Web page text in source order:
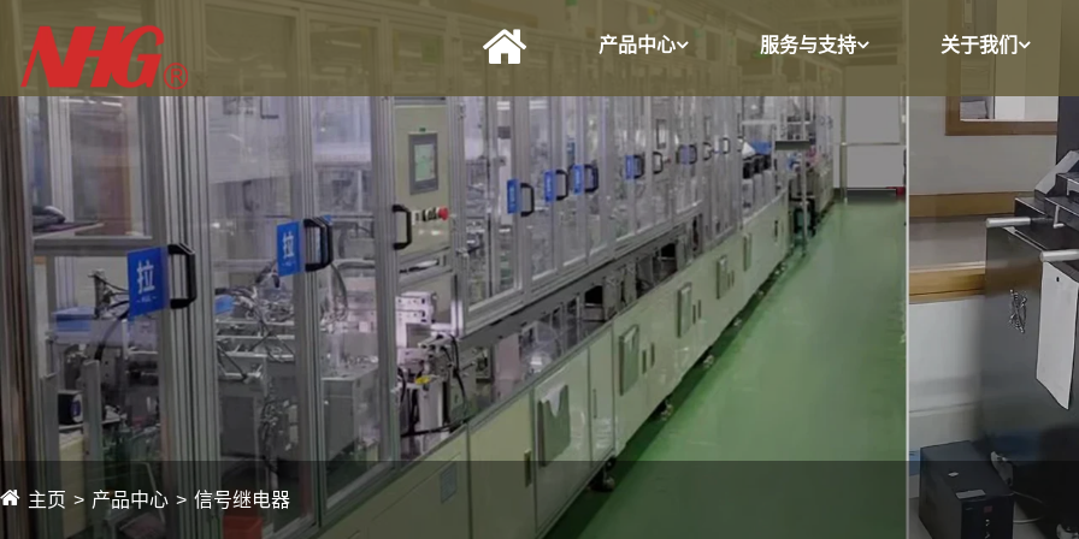
产品中心 服务与支持 关于我们
主页 产品中心 信号继电器